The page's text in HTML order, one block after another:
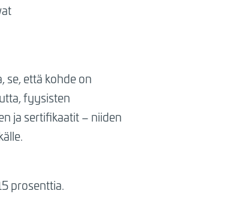
se, että kohde on
fyysisten
ja sertifikaatit – niiden
prosenttia.